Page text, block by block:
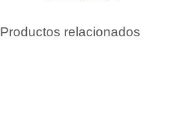
Productos relacionados